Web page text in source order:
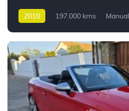
2010 197.000 kms Manual